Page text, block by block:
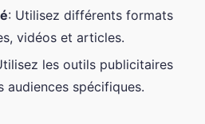
: Utilisez différents formats
vidéos et articles.
les outils publicitaires
audiences spécifiques.